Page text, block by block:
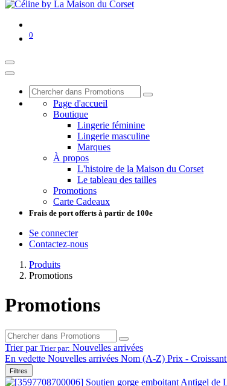
0
Page d'accueil
Boutique
Lingerie féminine
Lingerie masculine
Marques
À propos
L'histoire de la Maison du Corset
Le tableau des tailles
Promotions
Carte Cadeaux
Frais de port offerts à partir de 100e
Se connecter
Contactez-nous
Produits
Promotions
Promotions
Trier par Trier par: Nouvelles arrivées
En vedette Nouvelles arrivées Nom (A-Z) Prix - Croissant
Filtres